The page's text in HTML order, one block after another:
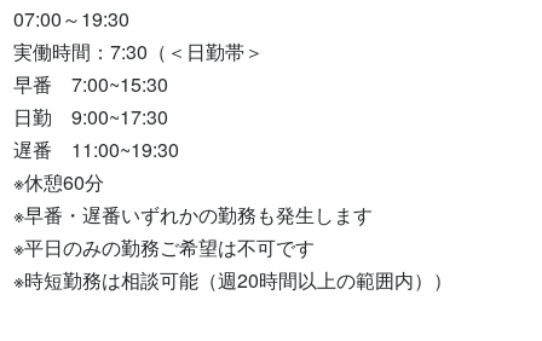
07:00～19:30
実働時間：7:30（＜日勤帯＞
早番　7:00~15:30
日勤　9:00~17:30
遅番　11:00~19:30
※休憩60分
※早番・遅番いずれかの勤務も発生します
※平日のみの勤務ご希望は不可です
※時短勤務は相談可能（週20時間以上の範囲内））